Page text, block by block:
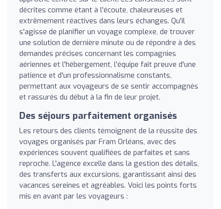
décrites comme étant à l'écoute, chaleureuses et
extrêmement réactives dans leurs échanges. Qu'il
s'agisse de planifier un voyage complexe, de trouver
une solution de dernière minute ou de répondre à des
demandes précises concernant les compagnies
aériennes et l'hébergement, l'équipe fait preuve d'une
patience et d'un professionnalisme constants,
permettant aux voyageurs de se sentir accompagnés
et rassurés du début à la fin de leur projet.
Des séjours parfaitement organisés
Les retours des clients témoignent de la réussite des
voyages organisés par Fram Orléans, avec des
expériences souvent qualifiées de parfaites et sans
reproche. L'agence excelle dans la gestion des détails,
des transferts aux excursions, garantissant ainsi des
vacances sereines et agréables. Voici les points forts
mis en avant par les voyageurs :